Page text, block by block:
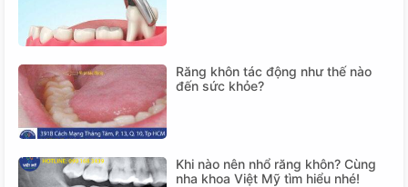
Răng khôn tác động như thế nào
đến sức khỏe?
Khi nào nên nhổ răng khôn? Cùng
nha khoa Việt Mỹ tìm hiểu nhé!